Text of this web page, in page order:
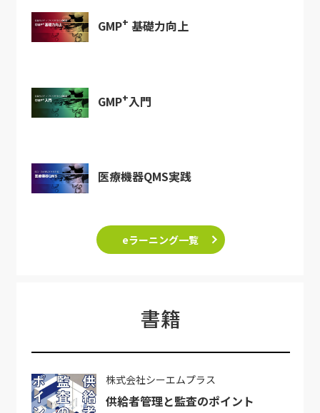
GMP+ 基礎力向上
GMP+入門
医療機器QMS実践
eラーニング一覧
書籍
株式会社シーエムプラス
供給者管理と監査のポイント